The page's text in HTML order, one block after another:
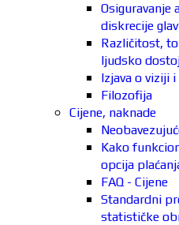
Osiguravanje
diskrecije
Različitost,
ljudsko
Izjava o viziji
Filozofija
Cijene, naknade
Kako
opcija
FAQ - Cijene
Standardni
statističke